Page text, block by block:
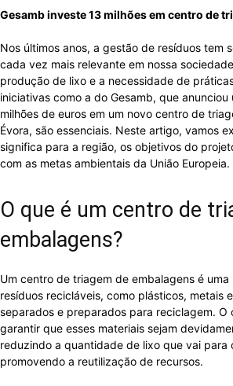
Gesamb investe 13 milhões em centro de
Nos últimos anos, a gestão de resíduos tem
cada vez mais relevante em nossa
produção de lixo e a necessidade de
iniciativas como a do Gesamb, que
milhões de euros em um novo centro de
Évora, são essenciais. Neste artigo, vamos
significa para a região, os objetivos do
com as metas ambientais da União Europeia.
O que é um centro de
embalagens?
Um centro de triagem de embalagens é
resíduos recicláveis, como plásticos, metais
separados e preparados para reciclagem. O
garantir que esses materiais sejam
reduzindo a quantidade de lixo que vai para
promovendo a reutilização de recursos.